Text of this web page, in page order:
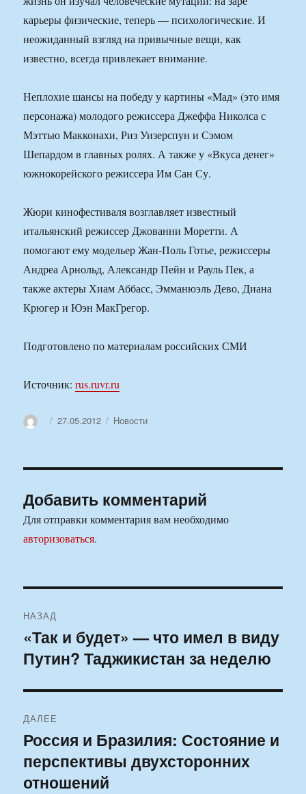
карьеры физические, теперь — психологические. И
неожиданный взгляд на привычные вещи, как
известно, всегда привлекает внимание.
Неплохие шансы на победу у картины «Мад» (это имя
персонажа) молодого режиссера Джеффа Николса с
Мэттью Макконахи, Риз Уизерспун и Сэмом
Шепардом в главных ролях. А также у «Вкуса денег»
южнокорейского режиссера Им Сан Су.
Жюри кинофестиваля возглавляет известный
итальянский режиссер Джованни Моретти. А
помогают ему модельер Жан-Поль Готье, режиссеры
Андреа Арнольд, Александр Пейн и Рауль Пек, а
также актеры Хиам Аббасс, Эмманюэль Дево, Диана
Крюгер и Юэн МакГрегор.
Подготовлено по материалам российских СМИ
Источник:rus.ruvr.ru
АвторОпубликовано
27.05.2012 Рубрики
Новости
Добавить комментарий
Для отправки комментария вам необходимо
авторизоваться.
по
записям
НАЗАД
Предыдущая
запись:
«Так и будет» — что имел в виду
Путин? Таджикистан за неделю
ДАЛЕЕ
Следующая
запись:
Россия и Бразилия: Состояние и
перспективы двухсторонних
отношений